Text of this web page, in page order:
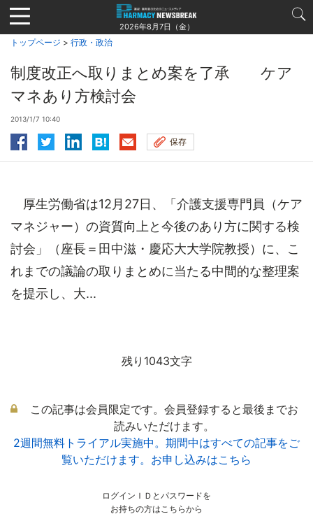
Jump
to
navigation
2026年8月7日（金）
トップページ > 行政・政治
制度改正へ取りまとめ案を了承 ケア
マネあり方検討会
2013/1/7 10:40
保存
厚生労働省は12月27日、「介護支援専門員（ケア
マネジャー）の資質向上と今後のあり方に関する検
討会」（座長＝田中滋・慶応大大学院教授）に、こ
れまでの議論の取りまとめに当たる中間的な整理案
を提示し、大...
残り1043文字
この記事は会員限定です。会員登録すると最後までお
読みいただけます。
2週間無料トライアル実施中。期間中はすべての記事をご
覧いただけます。お申し込みはこちら
ログインＩＤとパスワードを
お持ちの方はこちらから